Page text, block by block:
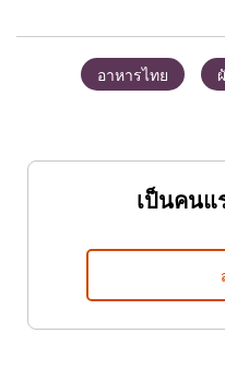
920.00฿
อาหารไทย
เป็นคน